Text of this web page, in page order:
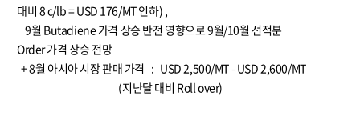
대비 8 c/lb = USD 176/MT 인하) ,
9월 Butadiene 가격 상승 반전 영향으로 9월/10월 선적분
Order 가격 상승 전망
+ 8월 아시아 시장 판매 가격 : USD 2,500/MT - USD 2,600/MT
(지난달 대비 Roll over)